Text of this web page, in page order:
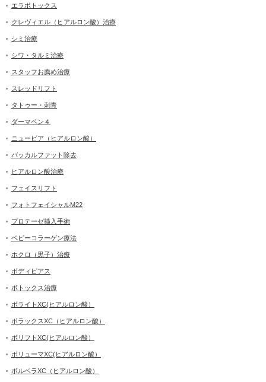
エラボトックス
クレヴィエル（ヒアルロン酸）治療
シミ治療
シワ・タルミ治療
スタッフお薦め治療
スレッドリフト
タトゥー・刺青
ダーマペン４
ニュービア（ヒアルロン酸）
バッカルファット除去
ヒアルロン酸治療
フェイスリフト
フォトフェイシャルM22
プロテーゼ挿入手術
ベビーコラーゲン療法
ホクロ（黒子）治療
ボディピアス
ボトックス治療
ボライトXC(ヒアルロン酸）
ボラックスXC（ヒアルロン酸）
ボリフトXC(ヒアルロン酸）
ボリューマXC(ヒアルロン酸）
ボルベラXC（ヒアルロン酸）